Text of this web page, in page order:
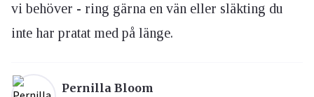
vi behöver - ring gärna en vän eller släkting du
inte har pratat med på länge.
Pernilla Bloom